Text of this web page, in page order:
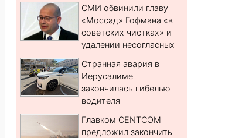
СМИ обвинили главу
«Моссад» Гофмана «в
советских чистках» и
удалении несогласных
Странная авария в
Иерусалиме
закончилась гибелью
водителя
Главком CENTCOM
предложил закончить